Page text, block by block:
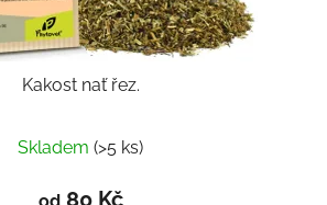
Kakost nať řez.
Skladem (>5 ks)
80 Kč